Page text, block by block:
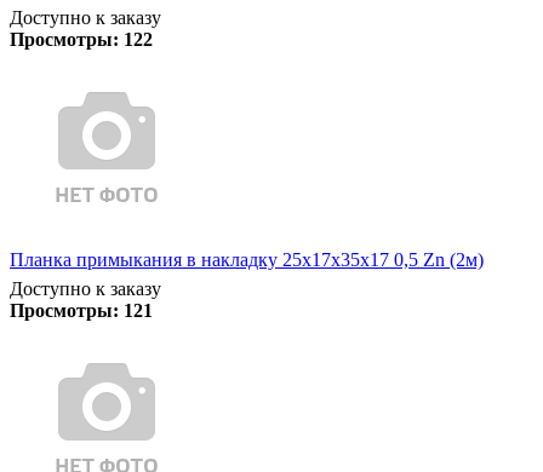
Доступно к заказу
Просмотры: 122
Планка примыкания в накладку 25х17х35х17 0,5 Zn (2м)
Доступно к заказу
Просмотры: 121